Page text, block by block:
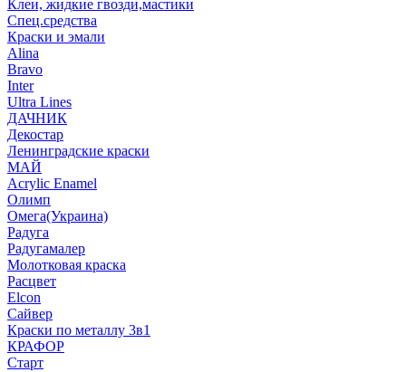
Клеи, жидкие гвозди,мастики
Спец.средства
Краски и эмали
Alina
Bravo
Inter
Ultra Lines
ДАЧНИК
Декостар
Ленинградские краски
МАЙ
Acrylic Enamel
Олимп
Омега(Украина)
Радуга
Радугамалер
Молотковая краска
Расцвет
Elcon
Сайвер
Краски по металлу 3в1
КРАФОР
Старт